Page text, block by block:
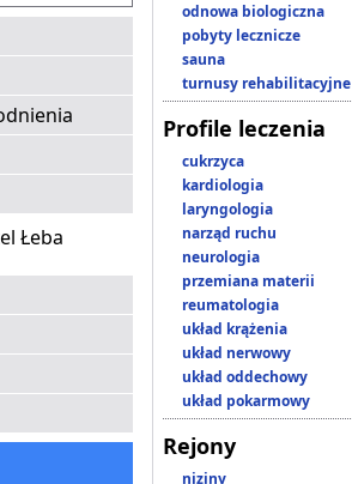
odnowa biologiczna
pobyty lecznicze
sauna
turnusy rehabilitacyjne
Profile leczenia
cukrzyca
kardiologia
laryngologia
narząd ruchu
neurologia
przemiana materii
reumatologia
układ krążenia
układ nerwowy
układ oddechowy
układ pokarmowy
Rejony
niziny